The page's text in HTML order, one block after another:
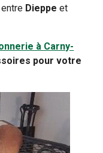
entre Dieppeet
à Carny-
pour votre